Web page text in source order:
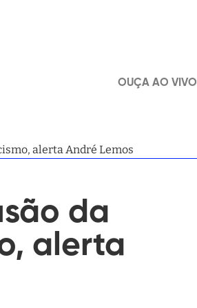
OUÇA AO VIVO
alerta André Lemos
da
alerta